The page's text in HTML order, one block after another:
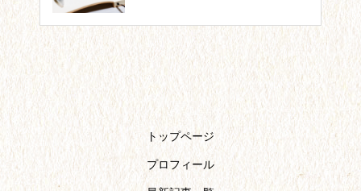
トップページ
プロフィール